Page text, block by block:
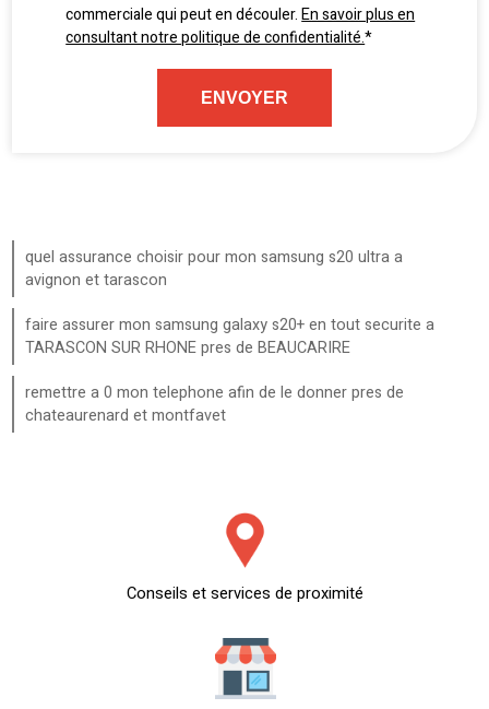
commerciale qui peut en découler.En savoir plus en
consultant notre politique de confidentialité.*
quel assurance choisir pour mon samsung s20 ultra a
avignon et tarascon
faire assurer mon samsung galaxy s20+ en tout securite a
TARASCON SUR RHONE pres de BEAUCARIRE
remettre a 0 mon telephone afin de le donner pres de
chateaurenard et montfavet
Conseils et services de proximité